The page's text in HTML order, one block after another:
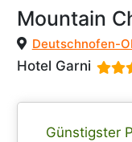
Mountain
Deutschnofen-
Hotel Garni
Günstigster